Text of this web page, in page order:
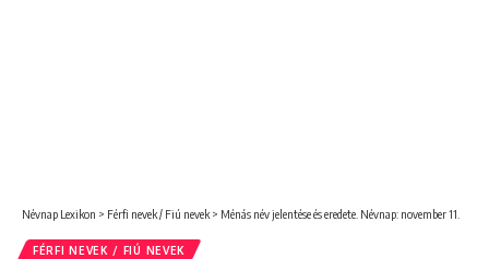
Névnap Lexikon > Férfi nevek / Fiú nevek > Ménás név jelentése és eredete. Névnap: november 11.
FÉRFI NEVEK / FIÚ NEVEK